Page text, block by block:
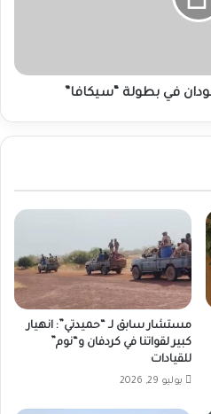
في بطولة “سيكافا”
مستشار سابق لـ “حميدتي”: انهيار
كبير لقواتنا في كردفان و“نوم”
للقيادات
يوليو 29, 2026